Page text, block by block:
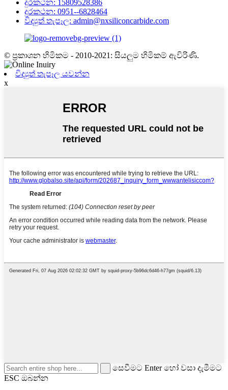
දුරකථන: 15809528386
දුරකථන: 0951--6828464
විද්‍යුත් තැපෑල: admin@nxsiliconcarbide.com
© ප්‍රකාශන හිමිකම - 2010-2021: සියලුම හිමිකම් ඇවිරිණි.
විද්‍යුත් තැපෑල යවන්න
x
සෙවීමට Enter හෝ වසා දැමීමට
ESC ඔබන්න